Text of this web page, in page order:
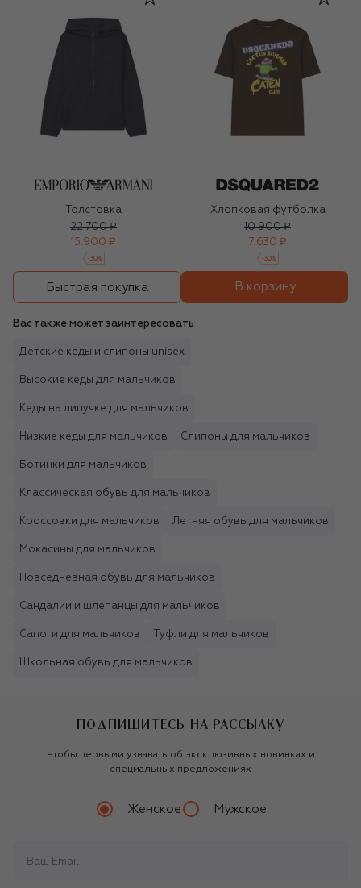
Толстовка
22 700 ₽
15 900 ₽
-30%
Хлопковая футболка
10 900 ₽
7 630 ₽
-30%
Быстрая покупка В корзину
Вас также может заинтересовать
Детские кеды и слипоны unisex
Высокие кеды для мальчиков
Кеды на липучке для мальчиков
Низкие кеды для мальчиков Слипоны для мальчиков
Ботинки для мальчиков
Классическая обувь для мальчиков
Кроссовки для мальчиков Летняя обувь для мальчиков
Мокасины для мальчиков
Повседневная обувь для мальчиков
Сандалии и шлепанцы для мальчиков
Сапоги для мальчиков Туфли для мальчиков
Школьная обувь для мальчиков
ПОДПИШИТЕСЬ НА РАССЫЛКУ
Чтобы первыми узнавать об эксклюзивных новинках и
специальных предложениях
Женское Мужское